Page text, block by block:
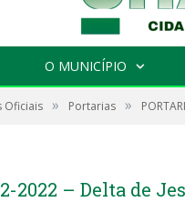
O MUNICÍPIO
Oficiais » Portarias »
2022 – Delta de